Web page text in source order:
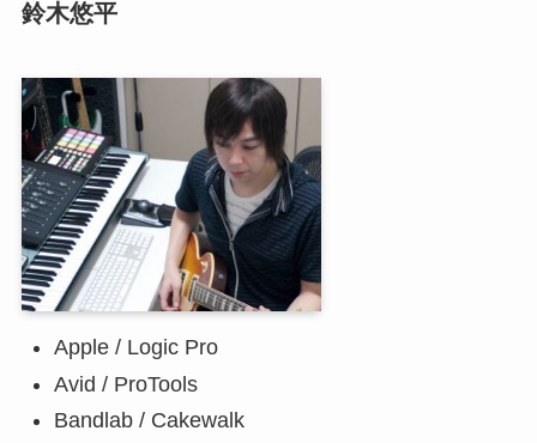
鈴木悠平
Apple / Logic Pro
Avid / ProTools
Bandlab / Cakewalk